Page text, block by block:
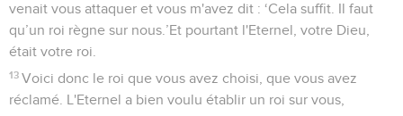
venait vous attaquer et vous m'avez dit : ‘Cela suffit. Il faut
qu’un roi règne sur nous.’Et pourtant l'Eternel, votre Dieu,
était votre roi.
13 Voici donc le roi que vous avez choisi, que vous avez
réclamé. L'Eternel a bien voulu établir un roi sur vous,